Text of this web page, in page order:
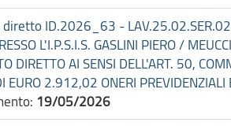
ID.2026_63 - LAV.25.02.SER.02
L'I.P.S.I.S. GASLINI PIERO /
DIRETTO AI SENSI DELL'ART. 50,
EURO 2.912,02 ONERI PREVIDENZIALI
19/05/2026